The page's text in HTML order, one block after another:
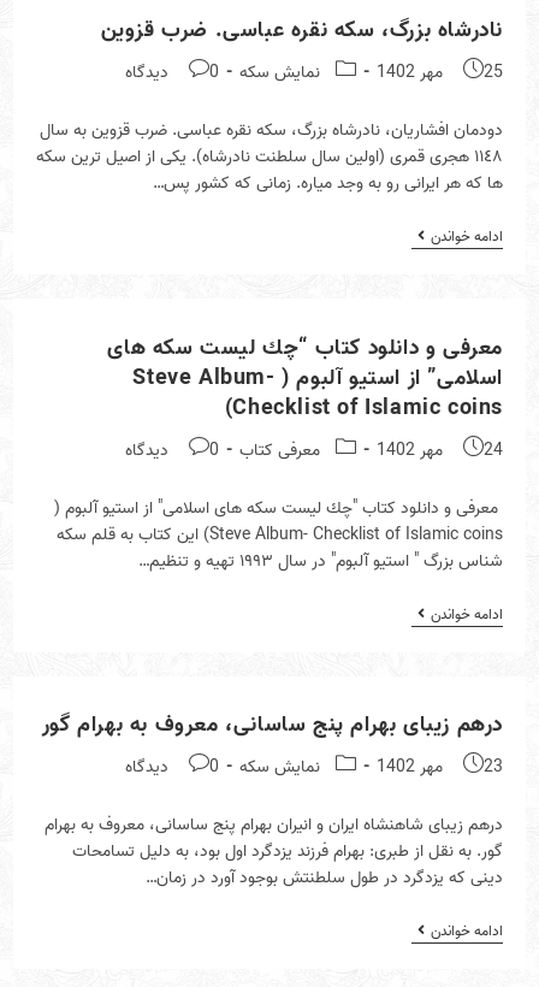
خارجى
براى
داران
نادرشاه بزرگ، سكه نقره عباسى. ضرب قزوين
Post
25 مهر 1402
Post نمايش سكه
Post
0 دیدگاه
دودمان افشاريان، نادرشاه بزرگ، سكه نقره عباسى. ضرب قزوين به سال
١١٤٨ هجرى قمرى (اولين سال سلطنت نادرشاه). يكى از اصيل ترين سكه
ها كه هر ايرانى رو به وجد مياره. زمانى كه كشور پس…
ادامه خواندننادرشاه
بزرگ،
ضرب
قزوين
معرفى و دانلود كتاب “چك ليست سكه هاى
اسلامى” از استيو آلبوم ( Steve Album-
Checklist of Islamic coins)
Post
24 مهر 1402
Post معرفى كتاب
Post
0 دیدگاه
معرفى و دانلود كتاب "چك ليست سكه هاى اسلامى" از استيو آلبوم (
Steve Album- Checklist of Islamic coins) اين كتاب به قلم سكه
شناس بزرگ " استيو آلبوم" در سال ١٩٩٣ تهيه و تنظيم…
ادامه خواندنمعرفى
و
ليست
سكه
اسلامى”
آلبوم
(
Steve
Album-
Of
Islamic
درهم زيباى بهرام پنج ساسانى، معروف به بهرام گور
Post
23 مهر 1402
Post نمايش سكه
Post
0 دیدگاه
درهم زيباى شاهنشاه ايران و انيران بهرام پنج ساسانى، معروف به بهرام
گور. ‎به نقل از طبرى: بهرام فرزند يزدگرد اول بود، به دليل تسامحات
دينى كه يزدگرد در طول سلطنتش بوجود آورد در زمان…
ادامه خواندندرهم
زيباى